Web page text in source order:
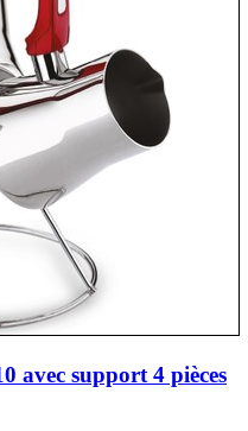
avec support 4 pièces